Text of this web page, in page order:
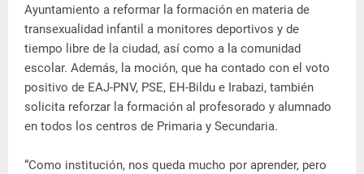
Ayuntamiento a reformar la formación en materia de
transexualidad infantil a monitores deportivos y de
tiempo libre de la ciudad, así como a la comunidad
escolar. Además, la moción, que ha contado con el voto
positivo de EAJ-PNV, PSE, EH-Bildu e Irabazi, también
solicita reforzar la formación al profesorado y alumnado
en todos los centros de Primaria y Secundaria.
“Como institución, nos queda mucho por aprender, pero